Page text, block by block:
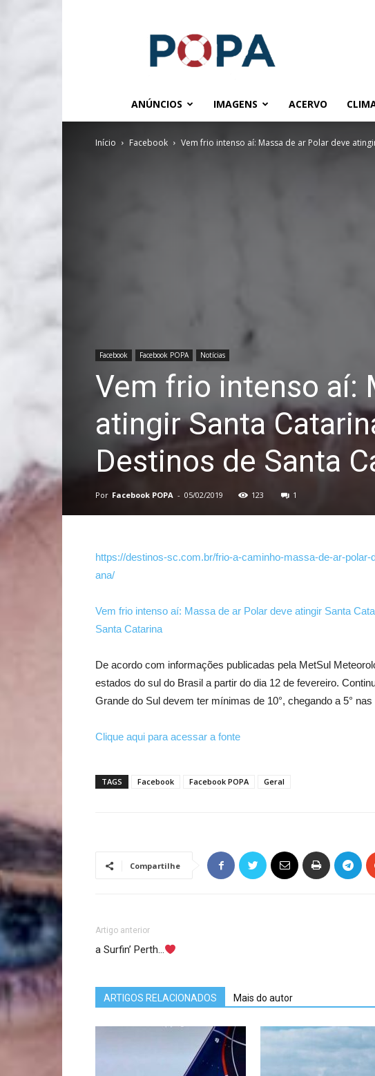
ANÚNCIOS IMAGENS ACERVO
Início Facebook Vem frio intenso aí: Massa de ar Polar deve
Facebook Facebook POPA Notícias
Vem frio intenso aí:
atingir Santa
Destinos de Santa
Por Facebook POPA - 05/02/2019 123 1
https://destinos-sc.com.br/frio-a-caminho-massa-de-ar-polar-
ana/
Vem frio intenso aí: Massa de ar Polar deve atingir Santa
Santa Catarina
De acordo com informações publicadas pela MetSul
estados do sul do Brasil a partir do dia 12 de fevereiro.
Grande do Sul devem ter mínimas de 10°, chegando a 5°
Clique aqui para acessar a fonte
TAGS Facebook Facebook POPA Geral
Compartilhe
Artigo anterior
a Surfin’ Perth…
ARTIGOS RELACIONADOS Mais do autor